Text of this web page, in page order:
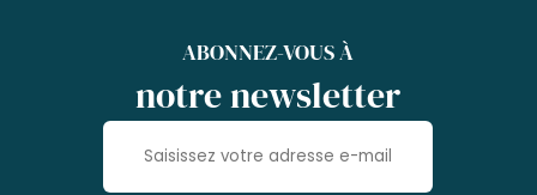
ABONNEZ-VOUS À
notre newsletter